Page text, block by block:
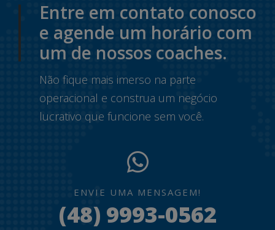
Entre em contato conosco
e agende um horário com
um de nossos coaches.
Não fique mais imerso na parte
operacional e construa um negócio
lucrativo que funcione sem você.
ENVIE UMA MENSAGEM!
(48) 9993-0562